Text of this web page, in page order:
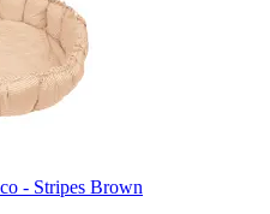
- Stripes Brown